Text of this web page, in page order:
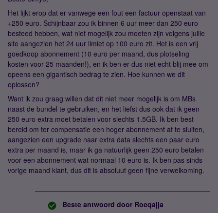
Het lijkt erop dat er vanwege een fout een factuur openstaat van
+250 euro. Schijnbaar zou ik binnen 6 uur meer dan 250 euro
besteed hebben, wat niet mogelijk zou moeten zijn volgens jullie
site aangezien het 24 uur limiet op 100 euro zit. Het is een vrij
goedkoop abonnement (10 euro per maand, dus plotseling
kosten voor 25 maanden!), en ik ben er dus niet echt blij mee om
opeens een gigantisch bedrag te zien. Hoe kunnen we dit
oplossen?
Want ik zou graag willen dat dit niet meer mogelijk is om MBs
naast de bundel te gebruiken, en het liefst dus ook dat ik geen
250 euro extra moet betalen voor slechts 1.5GB. Ik ben best
bereid om ter compensatie een hoger abonnement af te sluiten,
aangezien een upgrade naar extra data slechts een paar euro
extra per maand is, maar ik ga natuurlijk geen 250 euro betalen
voor een abonnement wat normaal 10 euro is. Ik ben pas sinds
vorige maand klant, dus dit is absoluut geen fijne verwelkoming.
Beste antwoord door Roeqajja